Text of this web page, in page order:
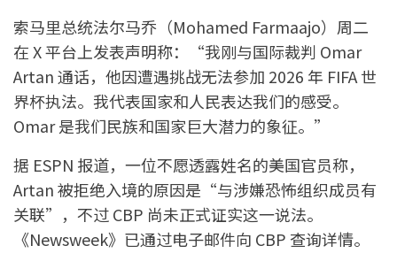
索马里总统法尔马乔（Mohamed Farmaajo）周二
在 X 平台上发表声明称：“我刚与国际裁判 Omar
Artan 通话，他因遭遇挑战无法参加 2026 年 FIFA 世
界杯执法。我代表国家和人民表达我们的感受。
Omar 是我们民族和国家巨大潜力的象征。”
据 ESPN 报道，一位不愿透露姓名的美国官员称，
Artan 被拒绝入境的原因是“与涉嫌恐怖组织成员有
关联”，不过 CBP 尚未正式证实这一说法。
《Newsweek》已通过电子邮件向 CBP 查询详情。